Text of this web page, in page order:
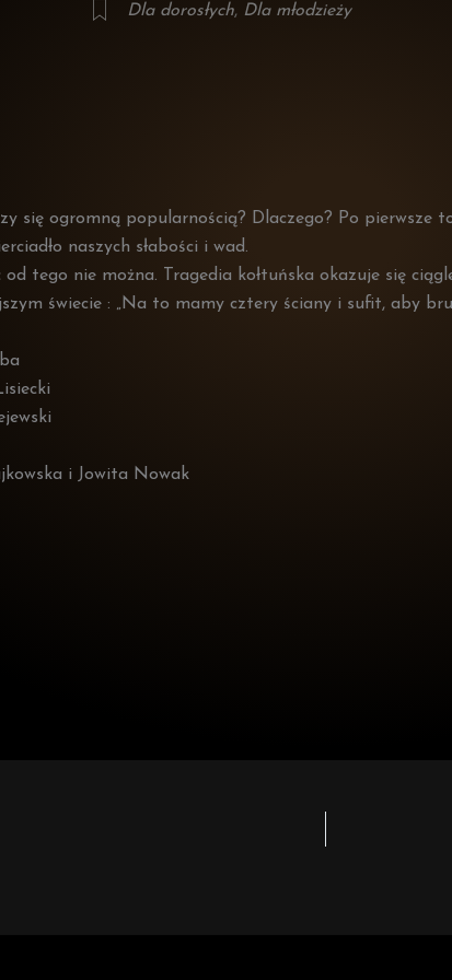
Dla dorosłych, Dla młodzieży
się ogromną popularnością? Dlaczego? Po pierwsze
naszych słabości i wad.
tego nie można. Tragedia kołtuńska okazuje się
świecie : „Na to mamy cztery ściany i sufit, aby
i Jowita Nowak